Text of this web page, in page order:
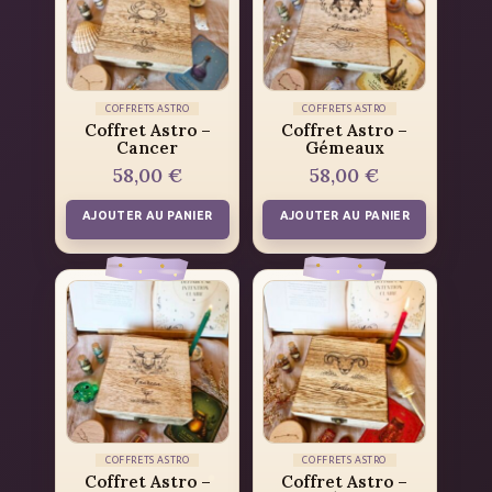
COFFRETS ASTRO
Coffret Astro –
Cancer
58,00 €
AJOUTER AU PANIER
COFFRETS ASTRO
Coffret Astro –
Gémeaux
58,00€
AJOUTER AU PANIER
COFFRETS ASTRO
Coffret Astro –
COFFRETS ASTRO
Coffret Astro –